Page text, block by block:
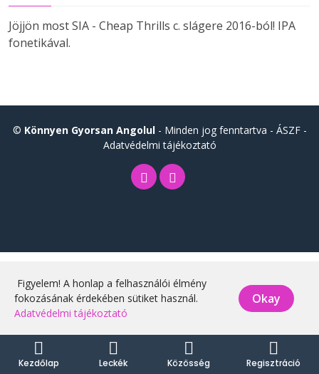
Jöjjön most SIA - Cheap Thrills c. slágere 2016-ból! IPA
fonetikával.
© Könnyen Gyorsan Angolul- Minden jog fenntartva - ÁSZF-
Adatvédelmi tájékoztató
Figyelem! A honlap a felhasználói élmény
fokozásának érdekében sütiket használ.
Adatvédelmi tájékoztató
Okay
Kezdőlap Leckék Közösség Regisztráció